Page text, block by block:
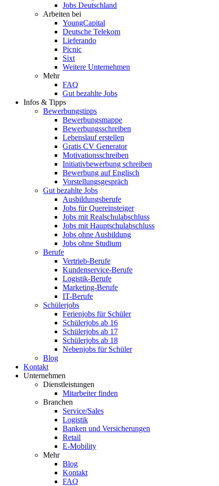
Jobs Deutschland
Arbeiten bei
YoungCapital
Deutsche Telekom
Lieferando
Picnic
Sixt
Weitere Unternehmen
Mehr
FAQ
Gut bezahlte Jobs
Infos & Tipps
Bewerbungstipps
Bewerbungsmappe
Bewerbungsschreiben
Lebenslauf erstellen
Gratis CV Generator
Motivationsschreiben
Initiativbewerbung schreiben
Bewerbung auf Englisch
Vorstellungsgespräch
Gut bezahlte Jobs
Ausbildungsberufe
Jobs für Quereinsteiger
Jobs mit Realschulabschluss
Jobs mit Hauptschulabschluss
Jobs ohne Ausbildung
Jobs ohne Studium
Berufe
Vertrieb-Berufe
Kundenservice-Berufe
Logistik-Berufe
Marketing-Berufe
IT-Berufe
Schülerjobs
Ferienjobs für Schüler
Schülerjobs ab 16
Schülerjobs ab 17
Schülerjobs ab 18
Nebenjobs für Schüler
Blog
Kontakt
Unternehmen
Dienstleistungen
Mitarbeiter finden
Branchen
Service/Sales
Logistik
Banken und Versicherungen
Retail
E-Mobility
Mehr
Blog
Kontakt
FAQ